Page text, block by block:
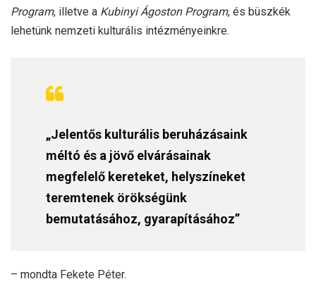
Program, illetve a Kubinyi Ágoston Program, és büszkék
lehetünk nemzeti kulturális intézményeinkre.
„Jelentős kulturális beruházásaink
méltó és a jövő elvárásainak
megfelelő kereteket, helyszíneket
teremtenek örökségünk
bemutatásához, gyarapításához”
– mondta Fekete Péter.